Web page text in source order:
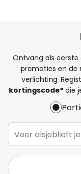
Ontvang als eerste
promoties en de
verlichting.
kortingscode*die